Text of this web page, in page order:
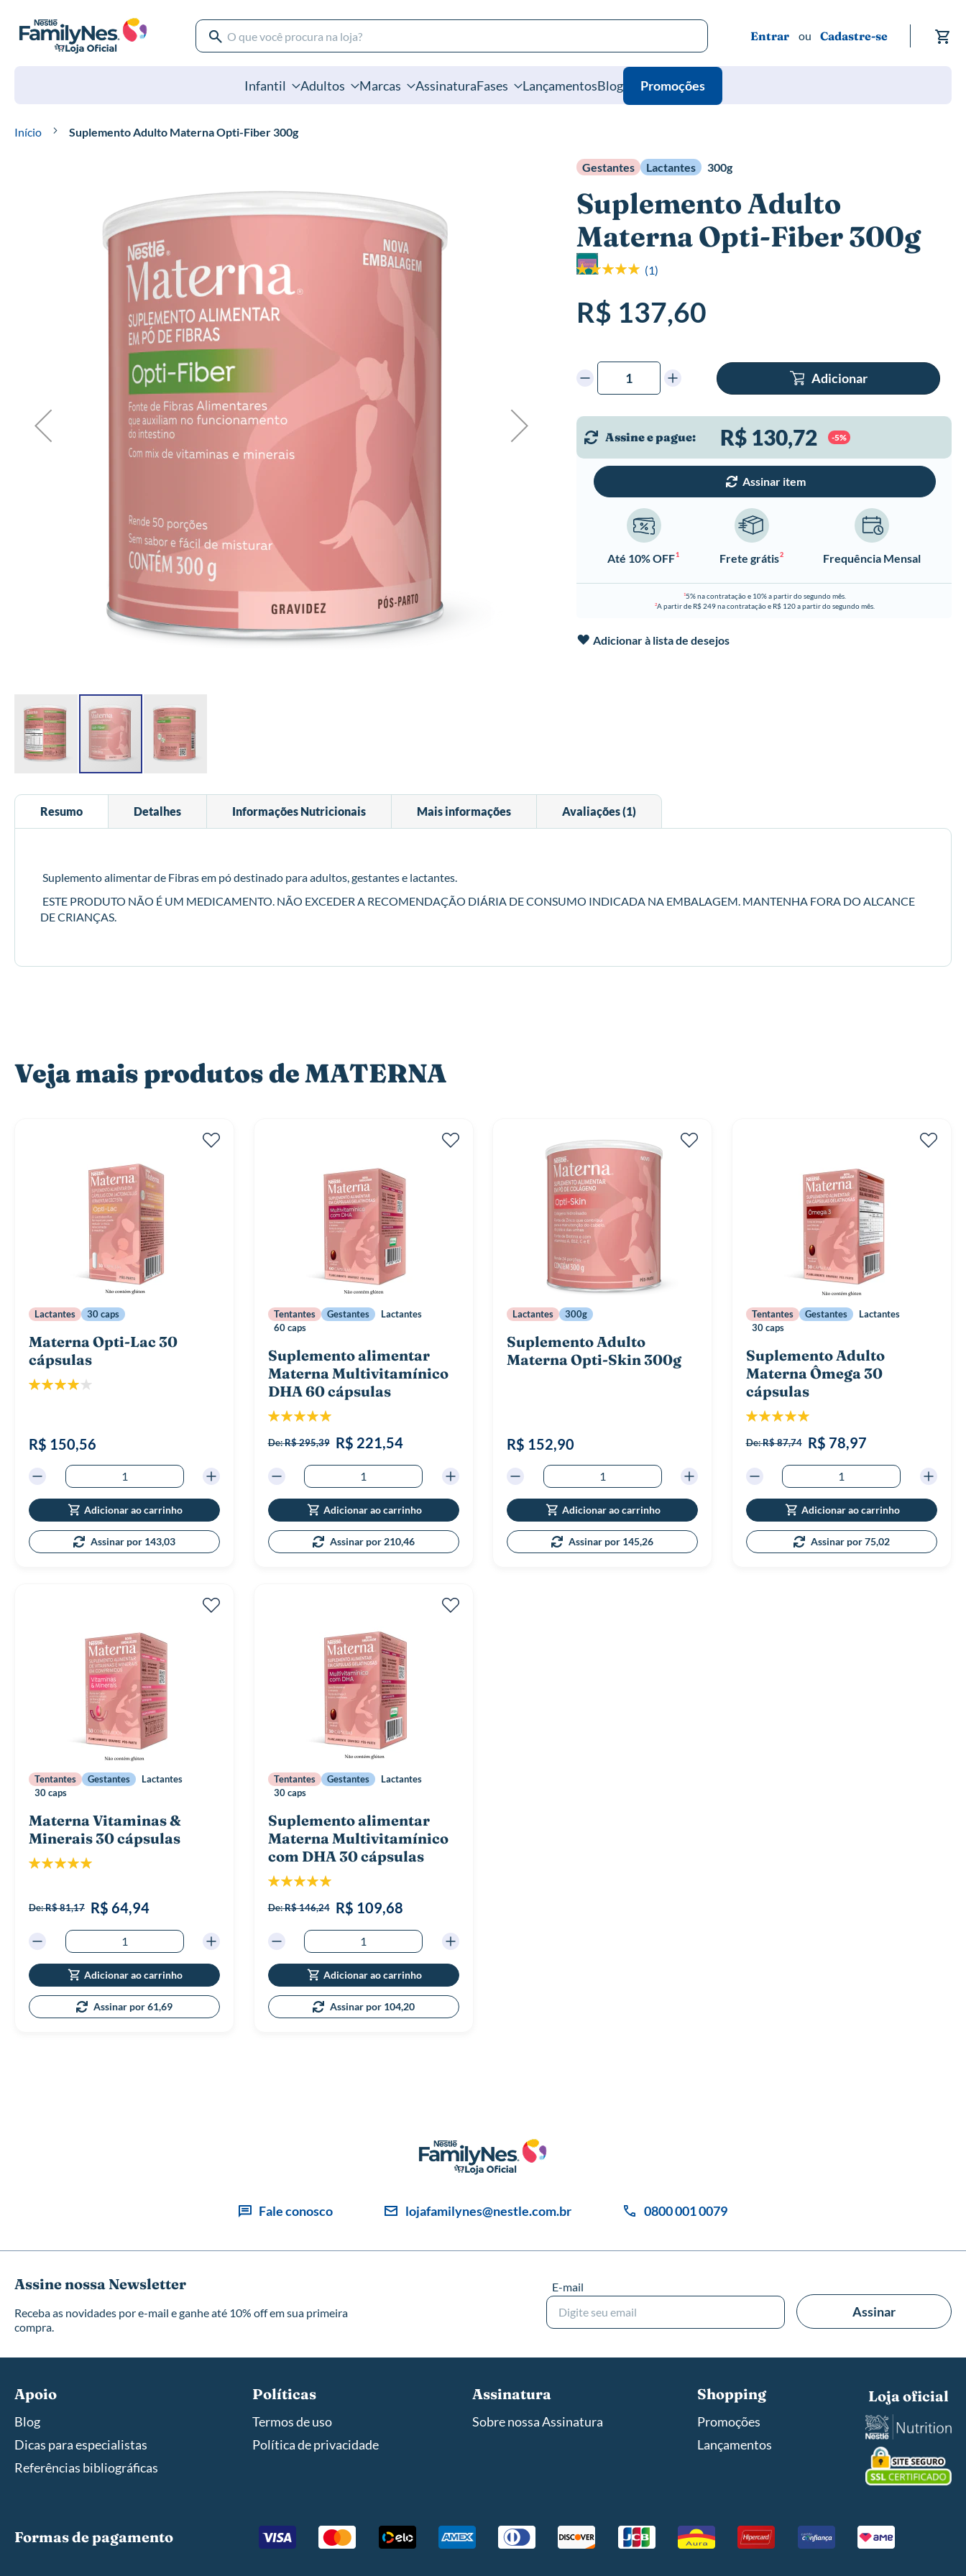
Entrar Cadastre-se
Pesquisa
Pesquisa
Marcas
Infantil Adultos AssinaturaFases Lançamentos Promoções
Blog
Início Suplemento Adulto Materna Opti-Fiber 300g
Suplemento Adulto
Materna Opti-Fiber 300g
Gestantes Lactantes 300g
Classificação: (1)
R$ 137,60
Adicionar
Assine e pague: R$ 130,72 -5%
Assinar item
Até 10% OFF1 Frete grátis2 Frequência Mensal
15% na contratação e 10% a partir do segundo mês.
2A partir de R$ 249 na contratação e R$ 120 a partir do segundo mês.
Adicionar à lista de desejos
para
início
Resumo
Suplemento alimentar de Fibras em pó destinado para adultos, gestantes e lactantes.
ESTE PRODUTO NÃO É UM MEDICAMENTO. NÃO EXCEDER A RECOMENDAÇÃO DIÁRIA DE CONSUMO INDICADA NA EMBALAGEM. MANTENHA FORA DO ALCANCE
DE CRIANÇAS.
Detalhes Informações Nutricionais Mais informações Avaliações 1
Veja mais produtos de MATERNA
Lactantes 30 caps
Materna Opti-Lac 30
cápsulas
Classificação:
R$ 150,56
Adicionar ao carrinho
Assinar por 143,03
Tentantes Gestantes
Lactantes
60 caps
Suplemento alimentar
Materna Multivitamínico
DHA 60 cápsulas
Classificação:
De:R$ 295,39 R$ 221,54
Adicionar ao carrinho
Assinar por 210,46
Lactantes 300g
Suplemento Adulto
Materna Opti-Skin 300g
R$ 152,90
Adicionar ao carrinho
Assinar por 145,26
Tentantes Gestantes
Lactantes
30 caps
Suplemento Adulto
Materna Ômega 30
cápsulas
Classificação:
De:R$ 87,74 R$ 78,97
Adicionar ao carrinho
Assinar por 75,02
Tentantes Gestantes
Lactantes
30 caps
Materna Vitaminas &
Minerais 30 cápsulas
Classificação:
De:R$ 81,17 R$ 64,94
Adicionar ao carrinho
Assinar por 61,69
Tentantes Gestantes
Lactantes
30 caps
Suplemento alimentar
Materna Multivitamínico
com DHA 30 cápsulas
Classificação:
De:R$ 146,24 R$ 109,68
Adicionar ao carrinho
Assinar por 104,20
Fale conosco lojafamilynes@nestle.com.br 0800 001 0079
Assine nossa Newsletter
Receba as novidades por e-mail e ganhe até 10% off em sua primeira
compra.
E-mail
Assinar
Apoio
Blog
Dicas para especialistas
Referências bibliográficas
Políticas
Termos de uso
Política de privacidade
Assinatura
Sobre nossa Assinatura
Shopping
Promoções
Lançamentos
Loja oficial
Formas de pagamento